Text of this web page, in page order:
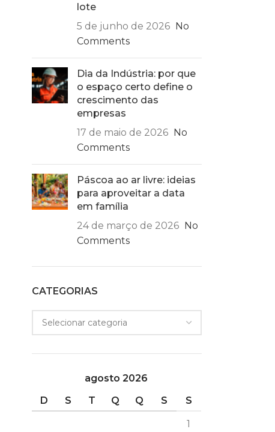
lote
5 de junho de 2026 No
Comments
Dia da Indústria: por que
o espaço certo define o
crescimento das
empresas
17 de maio de 2026 No
Comments
Páscoa ao ar livre: ideias
para aproveitar a data
em família
24 de março de 2026 No
Comments
CATEGORIAS
agosto 2026
D
S T Q Q S S
1